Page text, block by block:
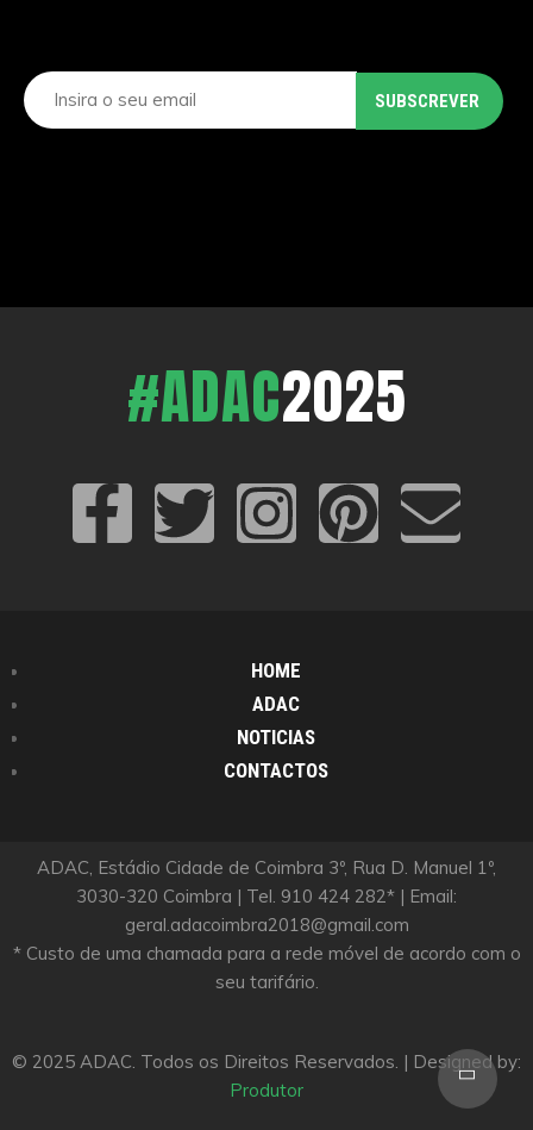
#ADAC2025
HOME
ADAC
NOTICIAS
CONTACTOS
ADAC, Estádio Cidade de Coimbra 3º, Rua D. Manuel 1º,
3030-320 Coimbra | Tel. 910 424 282* | Email:
geral.adacoimbra2018@gmail.com
* Custo de uma chamada para a rede móvel de acordo com o
seu tarifário.
© 2025 ADAC. Todos os Direitos Reservados. | Designed by:
Produtor